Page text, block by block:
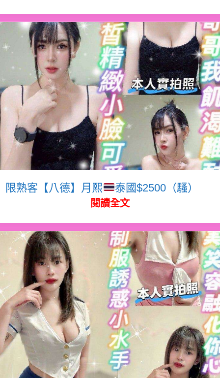
限熟客【八德】月熙 泰國$2500（騷）
閱讀全文